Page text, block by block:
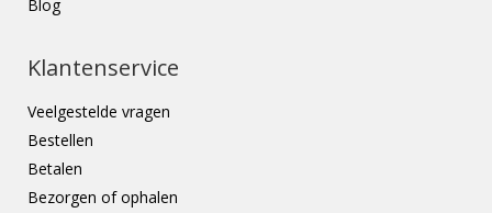
Blog
Klantenservice
Veelgestelde vragen
Bestellen
Betalen
Bezorgen of ophalen